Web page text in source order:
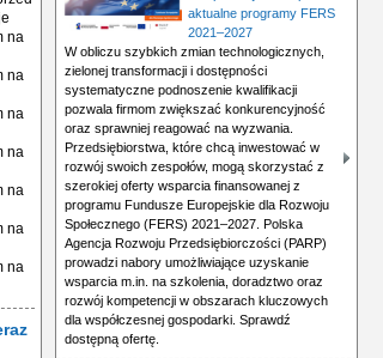
na
na
na
na
na
na
na
aktualne programy FERS
2021–2027
W obliczu szybkich zmian technologicznych,
zielonej transformacji i dostępności
systematyczne podnoszenie kwalifikacji
pozwala firmom zwiększać konkurencyjność
oraz sprawniej reagować na wyzwania.
Przedsiębiorstwa, które chcą inwestować w
rozwój swoich zespołów, mogą skorzystać z
szerokiej oferty wsparcia finansowanej z
programu Fundusze Europejskie dla Rozwoju
Społecznego (FERS) 2021–2027. Polska
Agencja Rozwoju Przedsiębiorczości (PARP)
prowadzi nabory umożliwiające uzyskanie
wsparcia m.in. na szkolenia, doradztwo oraz
rozwój kompetencji w obszarach kluczowych
dla współczesnej gospodarki. Sprawdź
dostępną ofertę.